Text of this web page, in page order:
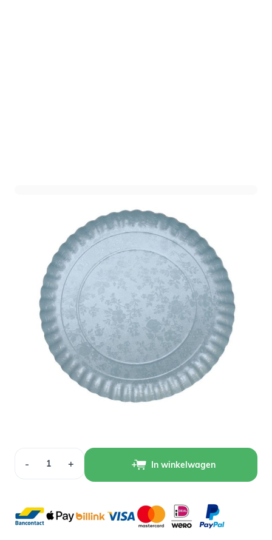
Kartonnen Dienblad Rond
Reliëf Blauw
Art. nr. 1509-500BLAUW
Variant
Op voorraad
Verpakt per 1 stuk
- + In winkelwagen